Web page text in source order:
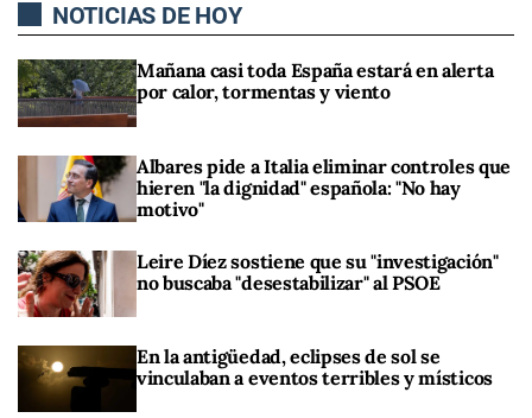
NOTICIAS DE HOY
Mañana casi toda España estará en alerta
por calor, tormentas y viento
Albares pide a Italia eliminar controles que
hieren "la dignidad" española: "No hay
motivo"
Leire Díez sostiene que su "investigación"
no buscaba "desestabilizar" al PSOE
En la antigüedad, eclipses de sol se
vinculaban a eventos terribles y místicos